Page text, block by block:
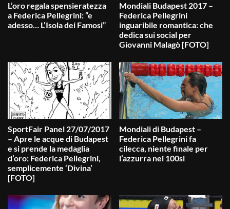
L’oro regala spensieratezza
a Federica Pellegrini: “e
adesso… L’Isola dei Famosi”
Mondiali Budapest 2017 –
Federica Pellegrini
inguaribile romantica: che
dedica sui social per
Giovanni Malagò [FOTO]
SportFair Panel 27/07/2017
– Apre le acque di Budapest
e si prende la medaglia
d’oro: Federica Pellegrini,
semplicemente ‘Divina’
[FOTO]
Mondiali di Budapest –
Federica Pellegrini fa
cilecca, niente finale per
l’azzurra nei 100sl